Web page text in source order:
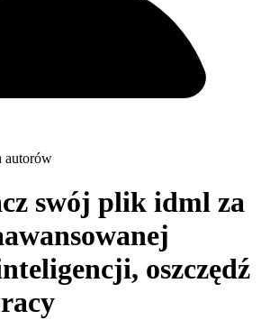
autorów
swój plik idml za
oszczędź